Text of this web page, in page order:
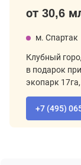
от 30,6
м. Спартак
Клубный
в подарок
экопарк